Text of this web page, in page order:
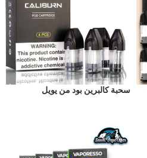
سحبة كالبرين بود من يويل